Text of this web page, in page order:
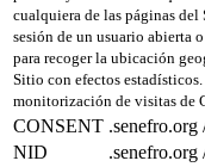
cualquiera de las páginas
sesión de un usuario abierta
para recoger la ubicación
Sitio con efectos
monitorización de visitas de
CONSENT .senefro.org
NID
.senefro.org